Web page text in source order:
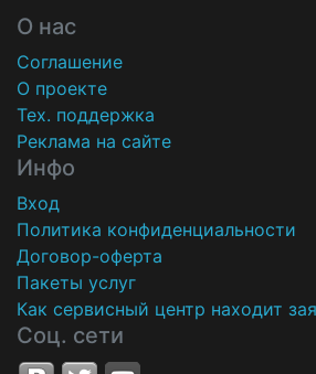
О нас
Соглашение
О проекте
Тех. поддержка
Реклама на сайте
Инфо
Вход
Политика конфиденциальности
Договор-оферта
Пакеты услуг
Как сервисный центр находит
Соц. сети